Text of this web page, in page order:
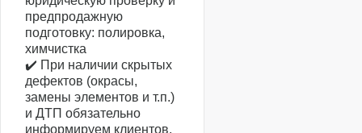
предпродажную
подготовку: полировка,
химчистка
✔️ При наличии скрытых
дефектов (окрасы,
замены элементов и т.п.)
и ДТП обязательно
информируем клиентов.